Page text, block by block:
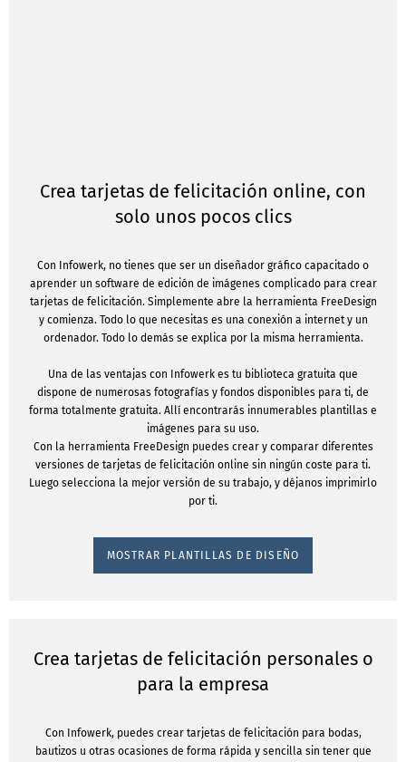
Crea tarjetas de felicitación online, con
solo unos pocos clics
Con Infowerk, no tienes que ser un diseñador gráfico capacitado o
aprender un software de edición de imágenes complicado para crear
tarjetas de felicitación. Simplemente abre la herramienta FreeDesign
y comienza. Todo lo que necesitas es una conexión a internet y un
ordenador. Todo lo demás se explica por la misma herramienta.
Una de las ventajas con Infowerk es tu biblioteca gratuita que
dispone de numerosas fotografías y fondos disponibles para ti, de
forma totalmente gratuita. Allí encontrarás innumerables plantillas e
imágenes para su uso.
Con la herramienta FreeDesign puedes crear y comparar diferentes
versiones de tarjetas de felicitación online sin ningún coste para ti.
Luego selecciona la mejor versión de su trabajo, y déjanos imprimirlo
por ti.
MOSTRAR PLANTILLAS DE DISEÑO
Crea tarjetas de felicitación personales o
para la empresa
Con Infowerk, puedes crear tarjetas de felicitación para bodas,
bautizos u otras ocasiones de forma rápida y sencilla sin tener que